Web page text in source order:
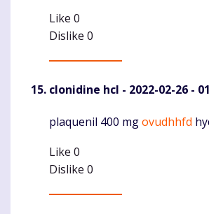
Like 0
Dislike 0
clonidine hcl - 2022-02-26 -
Komentaras
plaquenil 400 mgovudhhfd
Like 0
Dislike 0